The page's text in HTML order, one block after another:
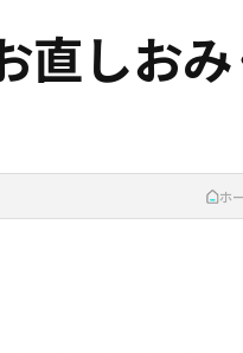
電子
ォームしおみ
ホ